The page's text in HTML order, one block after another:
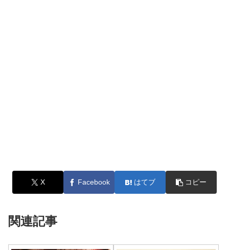
X Facebook はてブ コピー
関連記事